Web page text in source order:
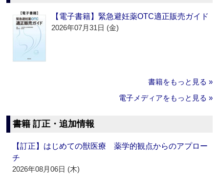
【電子書籍】緊急避妊薬OTC適正販売ガイド
2026年07月31日 (金)
書籍をもっと見る »
電子メディアをもっと見る »
書籍 訂正・追加情報
【訂正】はじめての獣医療 薬学的観点からのアプロー
チ
2026年08月06日 (木)